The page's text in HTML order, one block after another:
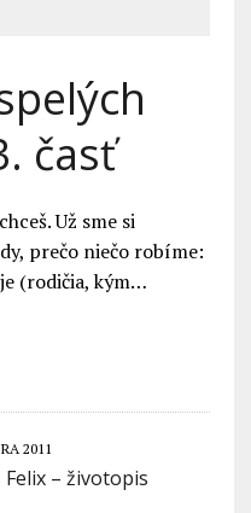
časť
Už sme si
prečo niečo robíme:
(rodičia, kým…
2011
– životopis